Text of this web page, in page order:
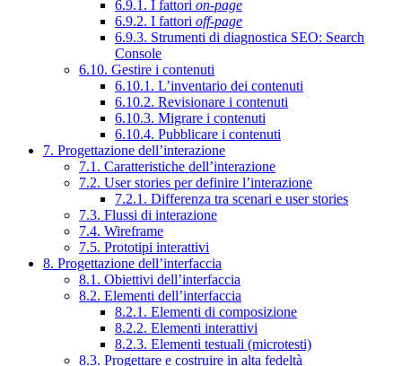
6.9.1. I fattori on-page
6.9.2. I fattori off-page
6.9.3. Strumenti di diagnostica SEO: Search
Console
6.10. Gestire i contenuti
6.10.1. L’inventario dei contenuti
6.10.2. Revisionare i contenuti
6.10.3. Migrare i contenuti
6.10.4. Pubblicare i contenuti
7. Progettazione dell’interazione
7.1. Caratteristiche dell’interazione
7.2. User stories per definire l’interazione
7.2.1. Differenza tra scenari e user stories
7.3. Flussi di interazione
7.4. Wireframe
7.5. Prototipi interattivi
8. Progettazione dell’interfaccia
8.1. Obiettivi dell’interfaccia
8.2. Elementi dell’interfaccia
8.2.1. Elementi di composizione
8.2.2. Elementi interattivi
8.2.3. Elementi testuali (microtesti)
8.3. Progettare e costruire in alta fedeltà